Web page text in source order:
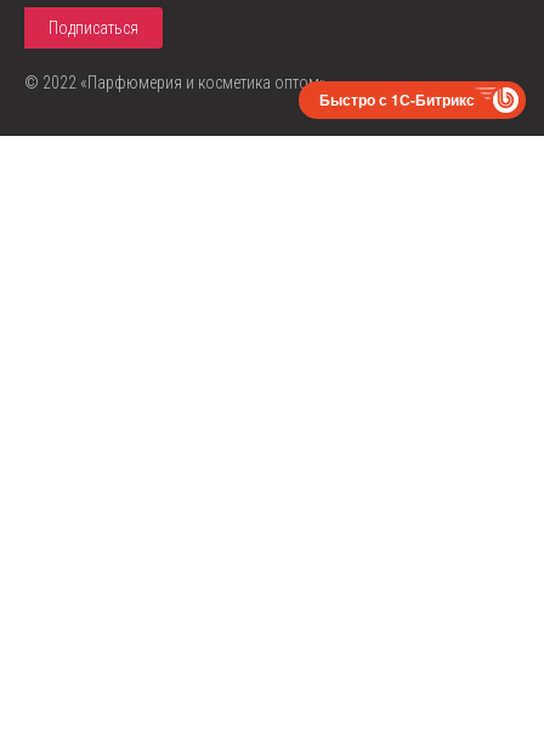
© 2022 «Парфюмерия и косметика оптом»
Быстро с 1С-Битрикс